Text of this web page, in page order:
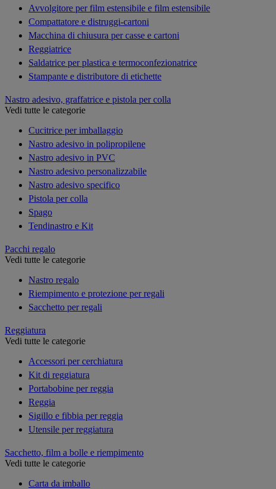
Avvolgitore per film estensibile e film estensibile
Compattatore e distruggi-cartoni
Macchina di chiusura per casse e cartoni
Reggiatrice
Saldatrice per plastica e termoconfezionatrice
Stampante e distributore di etichette
Nastro adesivo, graffatrice e pistola per colla
Vedi tutte le categorie
Cucitrice per imballaggio
Nastro adesivo in polipropilene
Nastro adesivo in PVC
Nastro adesivo personalizzabile
Nastro adesivo specifico
Pistola per colla
Spago
Tendinastro e Kit
Pacchi regalo
Vedi tutte le categorie
Nastro regalo
Riempimento e protezione per regali
Sacchetto per regali
Reggiatura
Vedi tutte le categorie
Accessori per cerchiatura
Kit di reggiatura
Portabobine per reggia
Reggia
Sigillo e fibbia per reggia
Utensile per reggiatura
Sacchetto, film a bolle e riempimento
Vedi tutte le categorie
Carta da imballo